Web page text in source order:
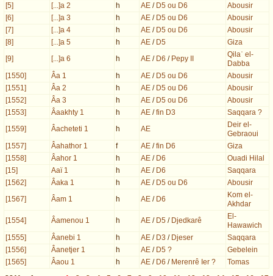
[5]
[...]a 2 h AE / D5 ou D6
Abousir
[6]
[...]a 3 h AE / D5 ou D6
Abousir
[7]
[...]a 4 h AE / D5 ou D6
Abousir
[8]
[...]a 5 h AE / D5
Giza
[9]
[...]a 6 h AE / D6 / Pepy II
Qilaʿ el-
Dabba
[1550]
Âa 1 h AE / D5 ou D6
Abousir
[1551]
Âa 2 h AE / D5 ou D6
Abousir
[1552]
Âa 3 h AE / D5 ou D6
Abousir
[1553]
Âaakhty 1 h AE /fin D3
Saqqara ?
[1559]
Âacheteti 1 h AE
Deir el-
Gebraoui
[1557]
Âahathor 1 f AE /fin D6
Giza
[1558]
Âahor 1 h AE / D6
Ouadi Hilal
[15]
Aaï 1 h AE / D6
Saqqara
[1562]
Âaka 1 h AE / D5 ou D6
Abousir
[1567]
Âam 1 h AE / D6
Kom el-
Akhdar
[1554]
Âamenou 1 h AE / D5 / Djedkarê
El-
Hawawich
[1555]
Âanebi 1 h AE / D3 / Djeser
Saqqara
[1556]
Âanetjer 1 h AE / D5 ?
Gebelein
[1565]
Âaou 1 h AE / D6 / Merenrê Ier ?
Tomas